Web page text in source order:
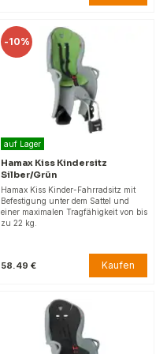
-10%
auf Lager
Hamax Kiss Kindersitz
Silber/Grün
Hamax Kiss Kinder-Fahrradsitz mit
Befestigung unter dem Sattel und
einer maximalen Tragfähigkeit von bis
zu 22 kg.
58.49 € Kaufen